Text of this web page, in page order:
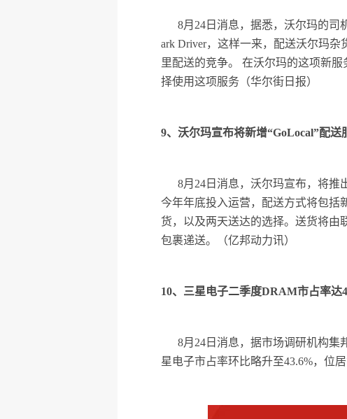
8月24日消息，据悉，沃尔玛的司
ark Driver，这样一来，配送沃尔玛
里配送的竞争。 在沃尔玛的这项新
择使用这项服务（华尔街日报）
9、沃尔玛宣布将新增“GoLocal”配送
8月24日消息，沃尔玛宣布，将推
今年年底投入运营，配送方式将包括
货，以及两天送达的选择。送货将由
包裹递送。（亿邦动力讯）
10、三星电子二季度DRAM市占率达
8月24日消息，据市场调研机构集
星电子市占率环比略升至43.6%，位